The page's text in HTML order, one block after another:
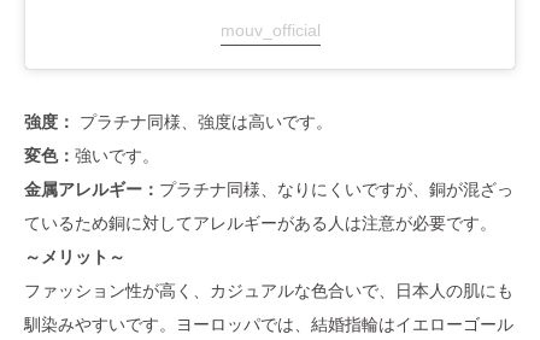
mouv_official
強度： プラチナ同様、強度は高いです。
変色： 強いです。
金属アレルギー： プラチナ同様、なりにくいですが、銅が混ざっ
ているため銅に対してアレルギーがある人は注意が必要です。
～メリット～
ファッション性が高く、カジュアルな色合いで、日本人の肌にも
馴染みやすいです。ヨーロッパでは、結婚指輪はイエローゴール